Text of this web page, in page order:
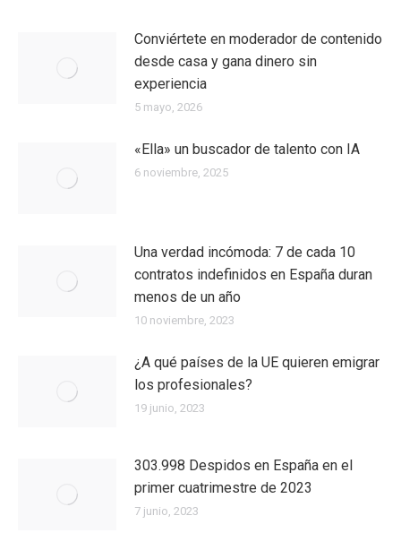
Conviértete en moderador de contenido
desde casa y gana dinero sin
experiencia
5 mayo, 2026
«Ella» un buscador de talento con IA
6 noviembre, 2025
Una verdad incómoda: 7 de cada 10
contratos indefinidos en España duran
menos de un año
10 noviembre, 2023
¿A qué países de la UE quieren emigrar
los profesionales?
19 junio, 2023
303.998 Despidos en España en el
primer cuatrimestre de 2023
7 junio, 2023